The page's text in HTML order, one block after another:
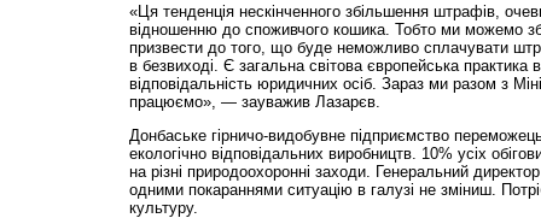
«Ця тенденція нескінченного збільшення штрафів,
відношенню до споживчого кошика. Тобто ми можемо
призвести до того, що буде неможливо сплачувати
в безвиході. Є загальна світова європейська практика
відповідальність юридичних осіб. Зараз ми разом з
працюємо», — зауважив Лазарєв.
Донбаське гірничо-видобувне підприємство
екологічно відповідальних виробництв. 10% усіх
на різні природоохоронні заходи. Генеральний
одними покараннями ситуацію в галузі не зміниш.
культуру.